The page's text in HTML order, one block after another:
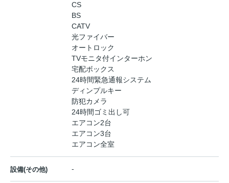
CS
BS
CATV
光ファイバー
オートロック
TVモニタ付インターホン
宅配ボックス
24時間緊急通報システム
ディンプルキー
防犯カメラ
24時間ゴミ出し可
エアコン2台
エアコン3台
エアコン全室
設備(その他) -